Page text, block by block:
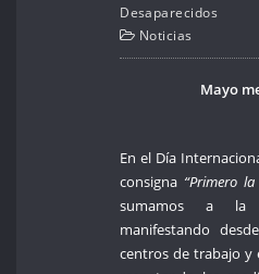
Desaparecidos
Noticias
Mayo
En el Día
consigna “Primero
sumamos a la
manifestando
centros de trabajo y